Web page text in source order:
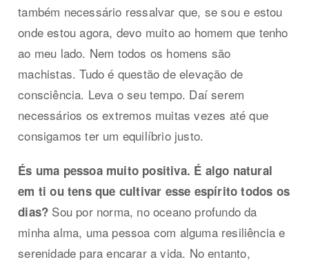
também necessário ressalvar que, se sou e estou
onde estou agora, devo muito ao homem que tenho
ao meu lado. Nem todos os homens são
machistas. Tudo é questão de elevação de
consciência. Leva o seu tempo. Daí serem
necessários os extremos muitas vezes até que
consigamos ter um equilíbrio justo.
És uma pessoa muito positiva. É algo natural
em ti ou tens que cultivar esse espírito todos os
dias? Sou por norma, no oceano profundo da
minha alma, uma pessoa com alguma resiliência e
serenidade para encarar a vida. No entanto,